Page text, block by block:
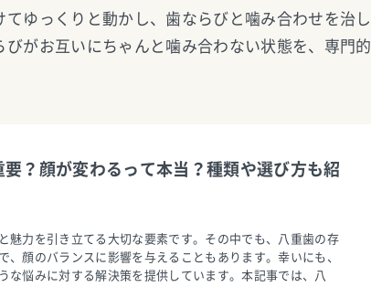
ゆっくりと動かし、歯ならびと噛み合わせを治し
がお互いにちゃんと噛み合わない状態を、専門的
要？顔が変わるって本当？種類や選び方も紹
魅力を引き立てる大切な要素です。その中でも、八重歯の存
、顔のバランスに影響を与えることもあります。幸いにも、
な悩みに対する解決策を提供しています。本記事では、八